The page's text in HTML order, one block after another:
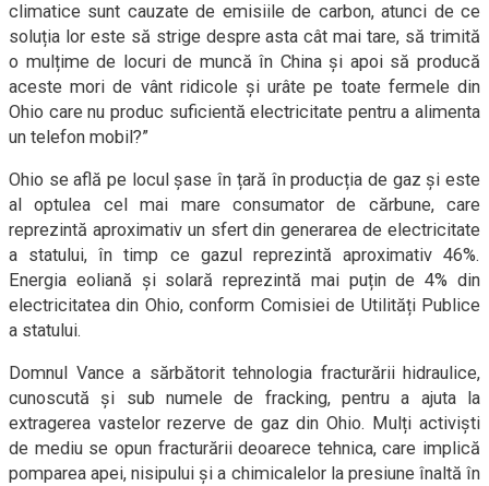
climatice sunt cauzate de emisiile de carbon, atunci de ce
soluția lor este să strige despre asta cât mai tare, să trimită
o mulțime de locuri de muncă în China și apoi să producă
aceste mori de vânt ridicole și urâte pe toate fermele din
Ohio care nu produc suficientă electricitate pentru a alimenta
un telefon mobil?”
Ohio se află pe locul șase în țară în producția de gaz și este
al optulea cel mai mare consumator de cărbune, care
reprezintă aproximativ un sfert din generarea de electricitate
a statului, în timp ce gazul reprezintă aproximativ 46%.
Energia eoliană și solară reprezintă mai puțin de 4% din
electricitatea din Ohio, conform Comisiei de Utilități Publice
a statului.
Domnul Vance a sărbătorit tehnologia fracturării hidraulice,
cunoscută și sub numele de fracking, pentru a ajuta la
extragerea vastelor rezerve de gaz din Ohio. Mulți activiști
de mediu se opun fracturării deoarece tehnica, care implică
pomparea apei, nisipului și a chimicalelor la presiune înaltă în